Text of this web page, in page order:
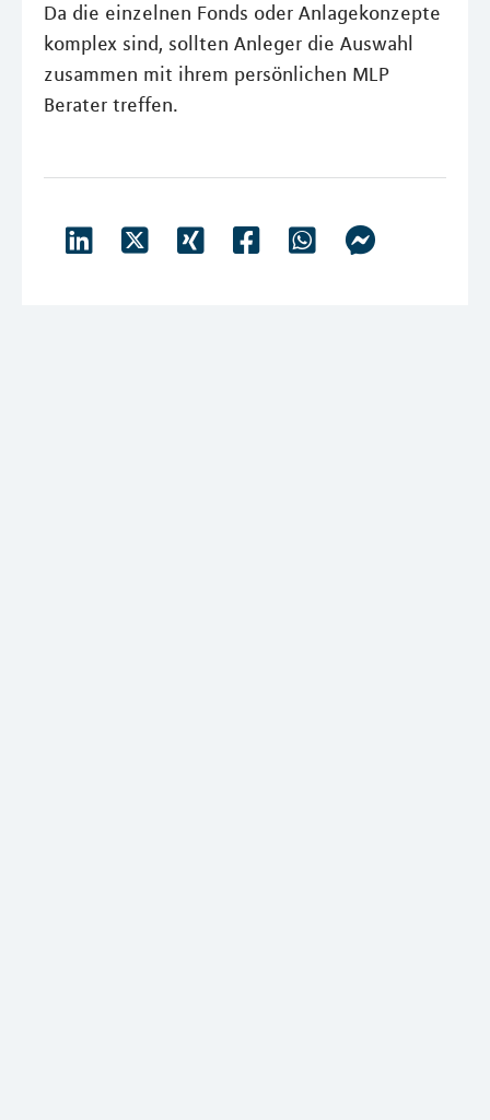
Da die einzelnen Fonds oder Anlagekonzepte
komplex sind, sollten Anleger die Auswahl
zusammen mit ihrem persönlichen MLP
Berater treffen.